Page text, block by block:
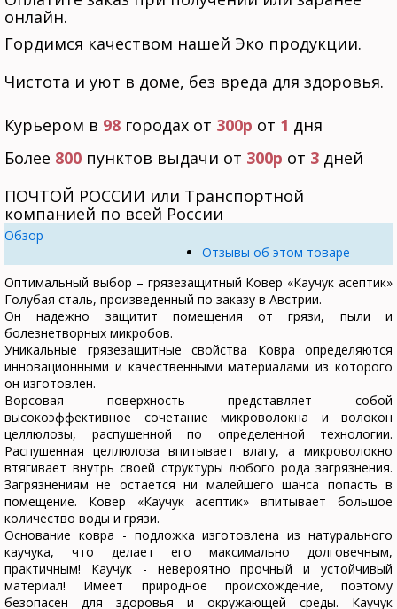
онлайн.
Гордимся качеством нашей Эко продукции.
Чистота и уют в доме, без вреда для здоровья.
Курьером в 98 городах от 300р от 1 дня
Более 800 пунктов выдачи от 300р от 3 дней
ПОЧТОЙ РОССИИ или Транспортной
компанией по всей России
Обзор
Отзывы об этом товаре
Оптимальный выбор – грязезащитный Ковер «Каучук асептик»
Голубая сталь, произведенный по заказу в Австрии.
Он надежно защитит помещения от грязи, пыли и
болезнетворных микробов.
Уникальные грязезащитные свойства Ковра определяются
инновационными и качественными материалами из которого
он изготовлен.
Ворсовая поверхность представляет собой
высокоэффективное сочетание микроволокна и волокон
целлюлозы, распушенной по определенной технологии.
Распушенная целлюлоза впитывает влагу, а микроволокно
втягивает внутрь своей структуры любого рода загрязнения.
Загрязнениям не остается ни малейшего шанса попасть в
помещение. Ковер «Каучук асептик» впитывает большое
количество воды и грязи.
Основание ковра - подложка изготовлена из натурального
каучука, что делает его максимально долговечным,
практичным! Каучук - невероятно прочный и устойчивый
материал! Имеет природное происхождение, поэтому
безопасен для здоровья и окружающей среды. Каучук